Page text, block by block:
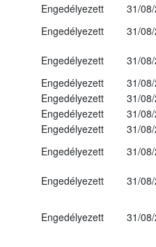
Engedélyezett
31/
Engedélyezett
31/
Engedélyezett
31/
Engedélyezett
31/
Engedélyezett
31/
Engedélyezett
31/
Engedélyezett
31/
Engedélyezett
31/
Engedélyezett
31/
Engedélyezett 31/